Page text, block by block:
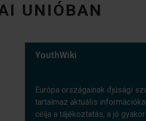
UNIÓBAN
YouthWiki
Európa országainak ifjúsági
tartalmaz aktuális
célja a tájékoztatás, a jó